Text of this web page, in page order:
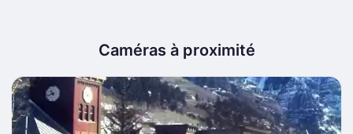
Caméras à proximité